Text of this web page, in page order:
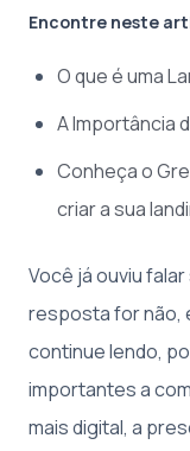
Encontre neste
O que é uma
A Importância
Conheça o
criar a sua
Você já ouviu
resposta for não,
continue lendo,
importantes a
mais digital, a